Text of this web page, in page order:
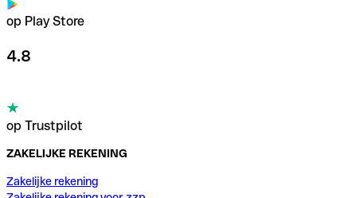
op Play Store
4.8
op Trustpilot
ZAKELIJKE REKENING
Zakelijke rekening